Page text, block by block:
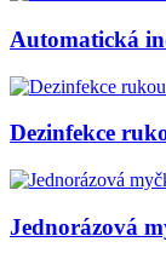
Automatická
Dezinfekce
Jednorázová